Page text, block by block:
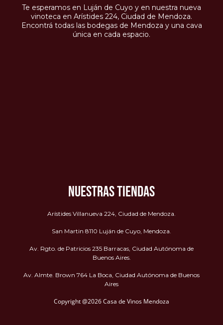
Te esperamos en Luján de Cuyo y en nuestra nueva
vinoteca en Arístides 224, Ciudad de Mendoza.
Encontrá todas las bodegas de Mendoza y una cava
única en cada espacio.
NUESTRAS TIENDAS
Arístides Villanueva 224, Ciudad de Mendoza.
San Martin 8110 Luján de Cuyo, Mendoza.
Av. Rgto. de Patricios 235 Barracas, Ciudad Autónoma de
Buenos Aires.
Av. Almte. Brown 764 La Boca, Ciudad Autónoma de Buenos
Aires
Copyright @2026 Casa de Vinos Mendoza